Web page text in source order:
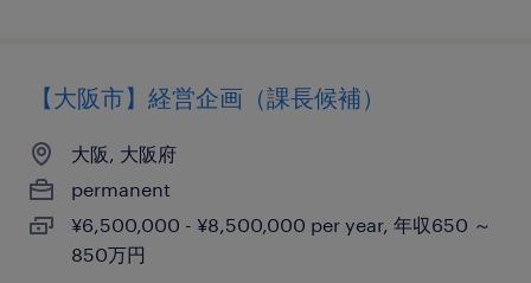
【大阪市】経営企画（課長候補）
大阪, 大阪府
permanent
¥6,500,000 - ¥8,500,000 per year, 年収650 ～
850万円